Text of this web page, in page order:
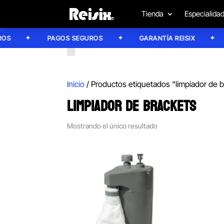
Tienda
PAGOS SEGUROS GARANTÍA REISIX
Inicio / Productos etiquetados “limpiador de
LIMPIADOR DE BRACKETS
Mostrando el único resultado